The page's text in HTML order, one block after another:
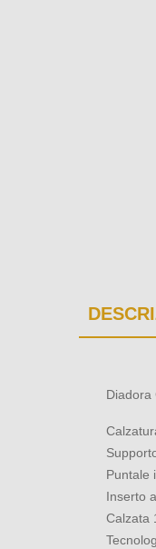
Diadora
Puntale
Inserto
Calzata